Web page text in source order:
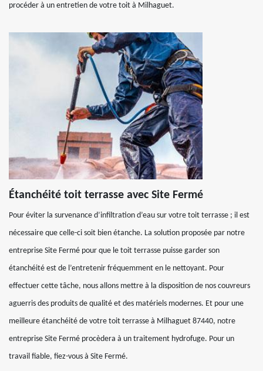
procéder à un entretien de votre toit à Milhaguet.
Étanchéité toit terrasse avec Site Fermé
Pour éviter la survenance d’infiltration d’eau sur votre toit terrasse ; il est
nécessaire que celle-ci soit bien étanche. La solution proposée par notre
entreprise Site Fermé pour que le toit terrasse puisse garder son
étanchéité est de l’entretenir fréquemment en le nettoyant. Pour
effectuer cette tâche, nous allons mettre à la disposition de nos couvreurs
aguerris des produits de qualité et des matériels modernes. Et pour une
meilleure étanchéité de votre toit terrasse à Milhaguet 87440, notre
entreprise Site Fermé procèdera à un traitement hydrofuge. Pour un
travail fiable, fiez-vous à Site Fermé.